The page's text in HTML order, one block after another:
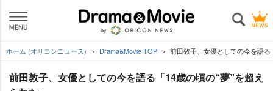
ホーム (オリコンニュース) Drama&Movie TOP 前田敦子、女優としての今を語
前田敦子、女優としての今を語る「14歳の頃の“夢”を超え